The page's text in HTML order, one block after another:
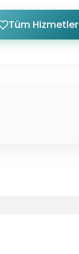
Tüm Hizmetler